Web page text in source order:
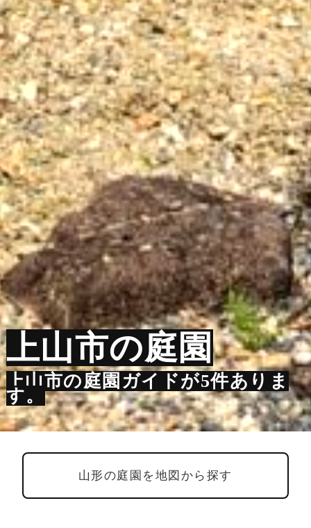
上山市の庭園
上山市の庭園ガイドが5件ありま
す。
山形の庭園を地図から探す